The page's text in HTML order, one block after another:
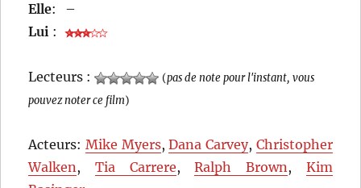
Elle:
–
Lui :
Lecteurs : (pas de note pour l'instant, vous
pouvez noter ce film)
Acteurs: Mike Myers,Dana Carvey, Christopher
Walken, Tia Carrere,Ralph Brown, Kim